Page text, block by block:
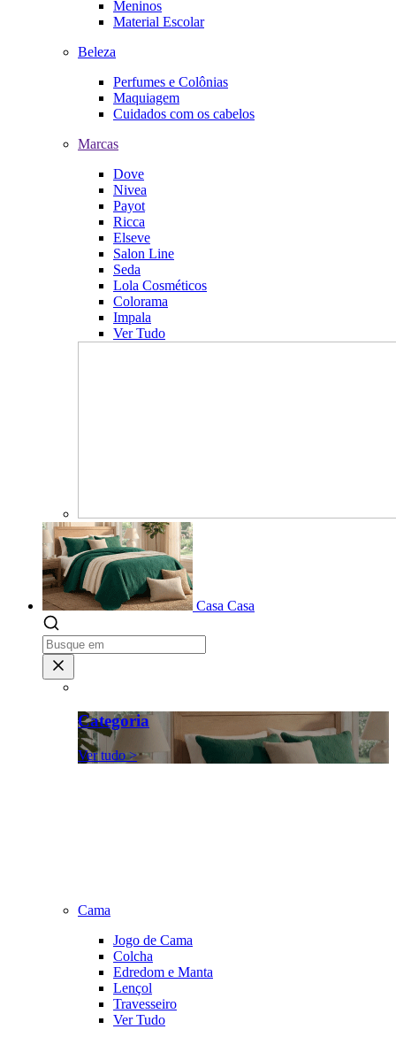
Meninos
Material Escolar
Beleza
Perfumes e Colônias
Maquiagem
Cuidados com os cabelos
Marcas
Dove
Nivea
Payot
Ricca
Elseve
Salon Line
Seda
Lola Cosméticos
Colorama
Impala
Ver Tudo
Casa Casa
Categoria
Ver tudo >
Cama
Jogo de Cama
Colcha
Edredom e Manta
Lençol
Travesseiro
Ver Tudo